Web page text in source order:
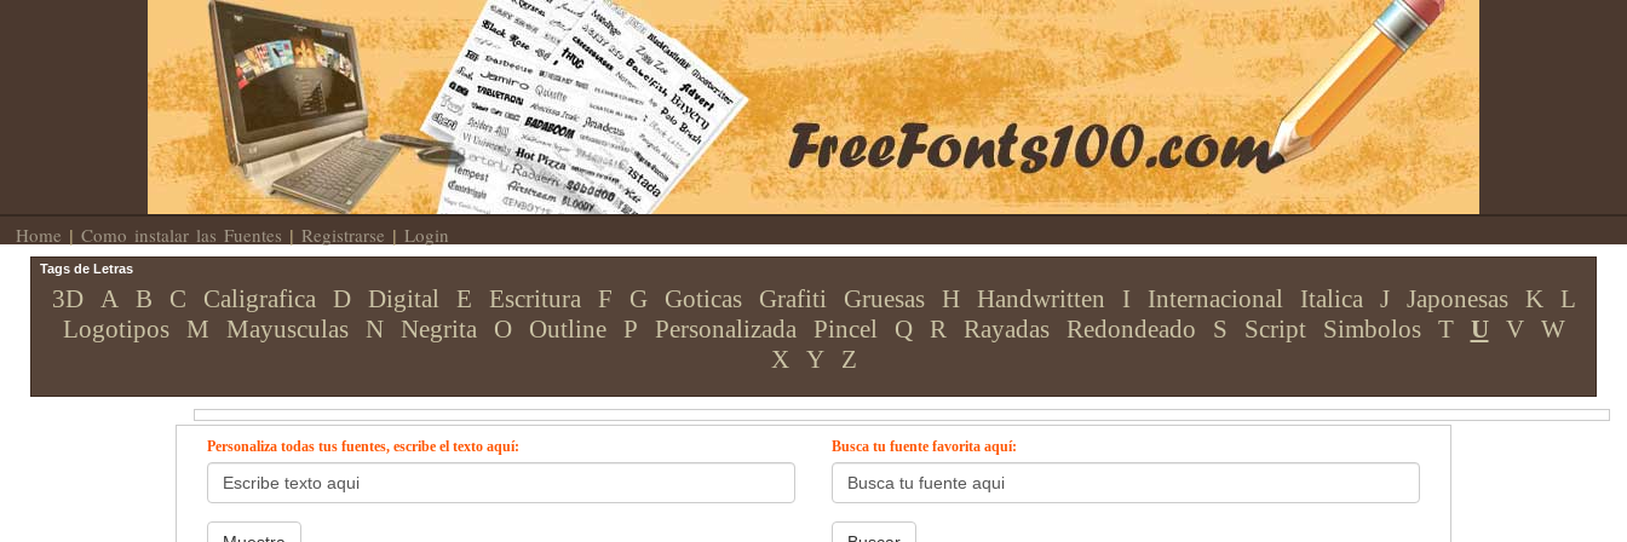
Home | Como instalar las Fuentes | Registrarse | Login
Tags de Letras
3D A B C Caligrafica D Digital E Escritura F G Goticas Grafiti Gruesas H Handwritten I Internacional Italica J Japonesas K
L
Logotipos
M Mayusculas N Negrita O Outline P Personalizada Pincel Q R Rayadas Redondeado S Script Simbolos T U V
W
X
Y Z
Personaliza todas tus fuentes, escribe el texto aquí: Busca tu fuente favorita aquí: